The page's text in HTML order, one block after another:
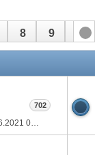
8 9 10
08:33
702